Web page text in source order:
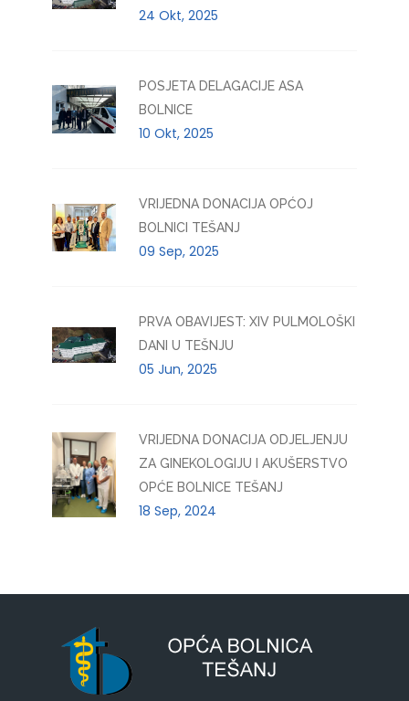
24 Okt, 2025
POSJETA DELAGACIJE ASA
BOLNICE
10 Okt, 2025
VRIJEDNA DONACIJA OPĆOJ
BOLNICI TEŠANJ
09 Sep, 2025
PRVA OBAVIJEST: XIV PULMOLOŠKI
DANI U TEŠNJU
05 Jun, 2025
VRIJEDNA DONACIJA ODJELJENJU
ZA GINEKOLOGIJU I AKUŠERSTVO
OPĆE BOLNICE TEŠANJ
18 Sep, 2024